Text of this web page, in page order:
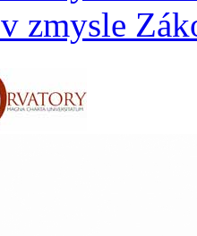
zmysle